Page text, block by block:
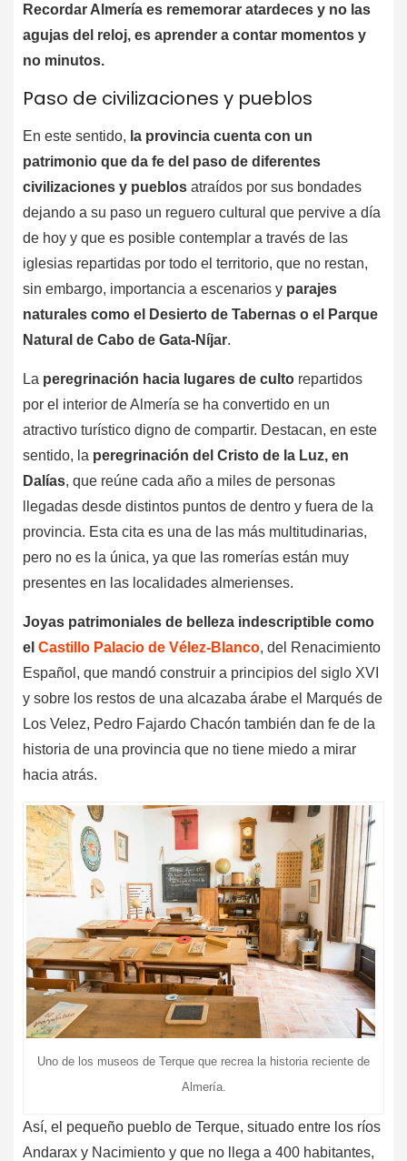
Recordar Almería es rememorar atardeces y no las
agujas del reloj, es aprender a contar momentos y
no minutos.
Paso de civilizaciones y pueblos
En este sentido, la provincia cuenta con un
patrimonio que da fe del paso de diferentes
civilizaciones y pueblos atraídos por sus bondades
dejando a su paso un reguero cultural que pervive a día
de hoy y que es posible contemplar a través de las
iglesias repartidas por todo el territorio, que no restan,
sin embargo, importancia a escenarios y parajes
naturales como el Desierto de Tabernas o el Parque
Natural de Cabo de Gata-Níjar.
La peregrinación hacia lugares de culto repartidos
por el interior de Almería se ha convertido en un
atractivo turístico digno de compartir. Destacan, en este
sentido, la peregrinación del Cristo de la Luz, en
Dalías, que reúne cada año a miles de personas
llegadas desde distintos puntos de dentro y fuera de la
provincia. Esta cita es una de las más multitudinarias,
pero no es la única, ya que las romerías están muy
presentes en las localidades almerienses.
Joyas patrimoniales de belleza indescriptible como
el Castillo Palacio de Vélez-Blanco, del Renacimiento
Español, que mandó construir a principios del siglo XVI
y sobre los restos de una alcazaba árabe el Marqués de
Los Velez, Pedro Fajardo Chacón también dan fe de la
historia de una provincia que no tiene miedo a mirar
hacia atrás.
Uno de los museos de Terque que recrea la historia reciente de
Almería.
Así, el pequeño pueblo de Terque, situado entre los ríos
Andarax y Nacimiento y que no llega a 400 habitantes,